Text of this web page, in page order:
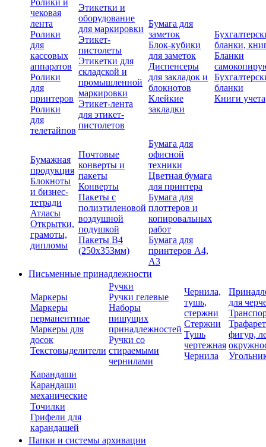
Ролики и
чековая
лента
Ролики
для
кассовых
аппаратов
Ролики
для
принтеров
Ролики
для
телетайпов
Этикетки и
оборудование
для маркировки
Этикет-
пистолеты
Этикетки для
складской и
промышленной
маркировки
Этикет-лента
для этикет-
пистолетов
Бумага для
заметок
Блок-кубики
для заметок
Диспенсеры
для закладок и
блокнотов
Клейкие
закладки
бланки,
Бланки
бланки
Книги учета
Бумажная
продукция
Блокноты
и бизнес-
тетради
Атласы
Открытки,
грамоты,
дипломы
Почтовые
конверты и
пакеты
Конверты
Пакеты с
полиэтиленовой
воздушной
подушкой
Пакеты В4
(250х353мм)
Бумага для
офисной
техники
Цветная бумага
для принтера
Бумага для
плоттеров и
копировальных
работ
Бумага для
принтеров А4,
А3
Письменные принадлежности
Маркеры
Маркеры
перманентные
Маркеры для
досок
Текстовыделители
Ручки
Ручки гелевые
Наборы
пишущих
принадлежностей
Ручки со
стираемыми
чернилами
Чернила,
тушь,
стержни
Стержни
Тушь
чертежная
Чернила
для
фигур,
Карандаши
Карандаши
механические
Точилки
Грифели для
карандашей
Папки и системы архивации